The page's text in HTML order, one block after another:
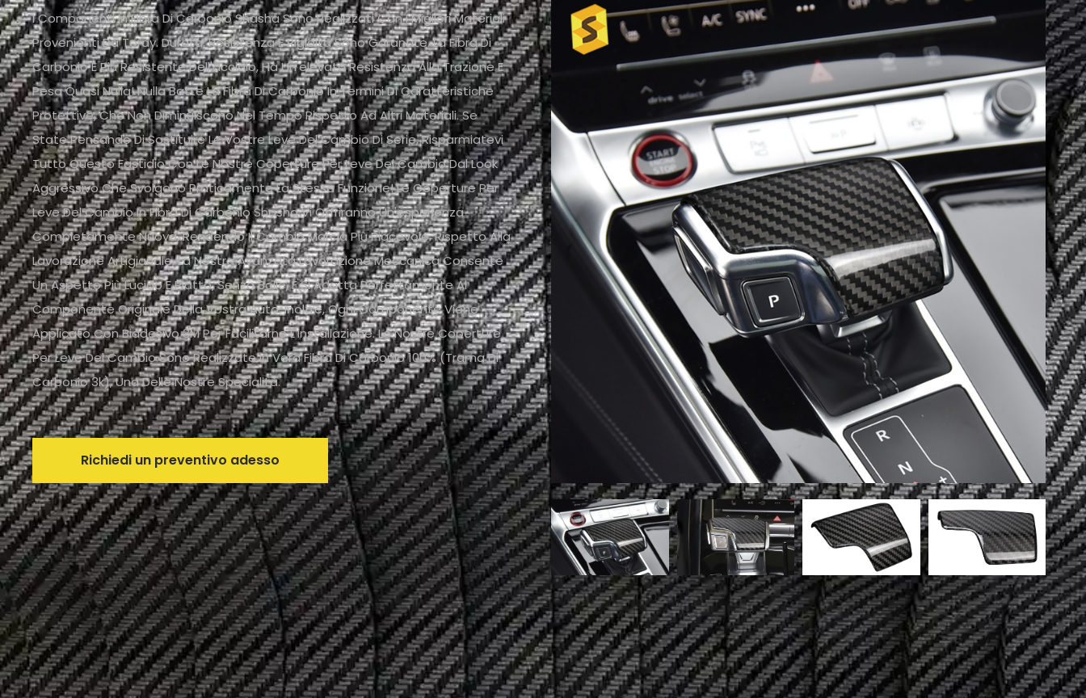
I Componenti In Fibra Di Carbonio Shasha Sono Realizzati Con I Migliori Materiali
Provenienti Da Toray. Durata, Resistenza E Rigidità Sono Garantite. La Fibra Di
Carbonio È Più Resistente Dell'acciaio, Ha Un'elevata Resistenza Alla Trazione E
Pesa Quasi Nulla! Nulla Batte La Fibra Di Carbonio In Termini Di Caratteristiche
Protettive, Che Non Diminuiscono Nel Tempo Rispetto Ad Altri Materiali. Se
State Pensando Di Sostituire Le Vostre Leve Del Cambio Di Serie, Risparmiatevi
Tutto Questo Fastidio Con Le Nostre Coperture Per Leve Del Cambio Dal Look
Aggressivo Che Svolgono Praticamente La Stessa Funzione! Le Coperture Per
Leve Del Cambio In Fibra Di Carbonio Shasha Vi Offriranno Un'esperienza
Completamente Nuova, Rendendo Il Cambio Marcia Più Piacevole. Rispetto Alla
Lavorazione Artigianale, La Nostra Avanzata Lavorazione Meccanica Consente
Un Aspetto Più Lucido E Piatto, Senza Bolle, E Si Adatta Perfettamente Al
Componente Originale Della Vostra Auto. Inoltre, Ogni Componente Viene
Applicato Con Biadesivo 3M Per Facilitarne L'installazione. Le Nostre Coperture
Per Leve Del Cambio Sono Realizzate In Vera Fibra Di Carbonio 100% (trama Di
Carbonio 3k), Una Delle Nostre Specialità.
Richiedi un preventivo adesso